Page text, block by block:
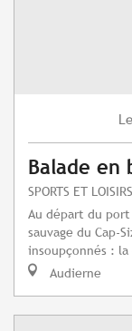
Le
Balade en
SPORTS ET LOISIRS
Au départ du
sauvage du Cap-
insoupçonnés : la
Audierne